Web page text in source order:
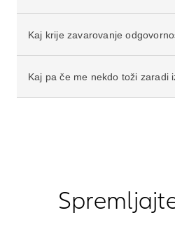
Kaj krije zavarovanje
Kaj pa če me nekdo toži zaradi